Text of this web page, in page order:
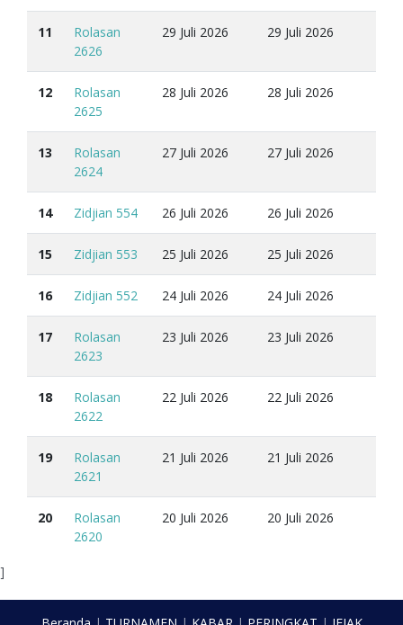
11
Rolasan
2626
29 Juli 2026 29 Juli 2026
12
Rolasan
2625
28 Juli 2026 28 Juli 2026
13
Rolasan
2624
27 Juli 2026 27 Juli 2026
14 Zidjian 554 26 Juli 2026 26 Juli 2026
15 Zidjian 553 25 Juli 2026 25 Juli 2026
16 Zidjian 552 24 Juli 2026 24 Juli 2026
17
Rolasan
2623
23 Juli 2026 23 Juli 2026
18
Rolasan
2622
22 Juli 2026 22 Juli 2026
19
Rolasan
2621
21 Juli 2026 21 Juli 2026
20
Rolasan
2620
20 Juli 2026 20 Juli 2026
]